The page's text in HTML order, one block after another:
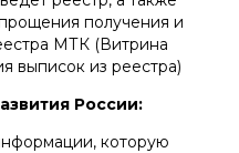
получения и
МТК (Витрина
выписок из реестра)
России:
которую
в